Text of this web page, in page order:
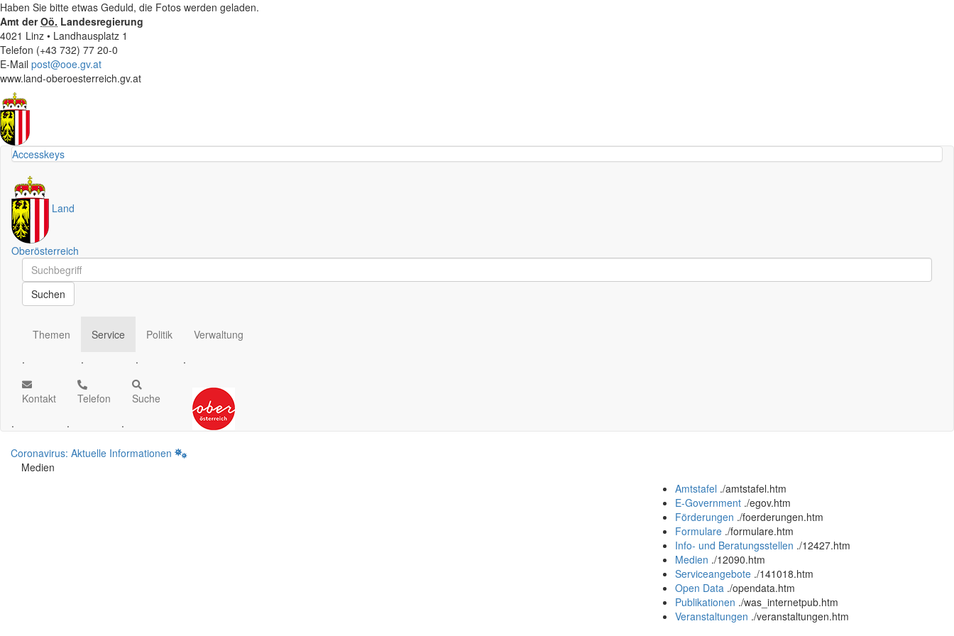
Haben Sie bitte etwas Geduld, die Fotos werden geladen.
Amt derOö. Landesregierung
4021 Linz • Landhausplatz 1
Telefon (+43 732) 77 20-0
E-Mail post@ooe.gv.at
www.land-oberoesterreich.gv.at
Accesskeys
Land
Oberösterreich
Schnellsuche
Schnellsuche
Suchen
Themen
.
Service
.
Politik
.
Verwaltung
.
Kontakt
.
Telefon
.
Suche
.
Coronavirus: Aktuelle Informationen
Medien
Amtstafel ./amtstafel.htm
E-Government ./egov.htm
Förderungen ./foerderungen.htm
Formulare ./formulare.htm
Info- und Beratungsstellen ./12427.htm
Medien ./12090.htm
Serviceangebote ./141018.htm
Open Data ./opendata.htm
Publikationen ./was_internetpub.htm
Veranstaltungen ./veranstaltungen.htm